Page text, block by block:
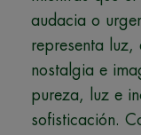
audacia o
representa
nostalgia e
pureza, luz e
sofisticación.